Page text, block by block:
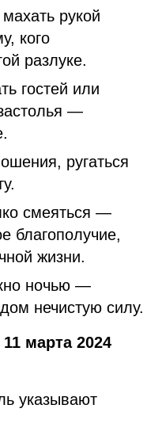
рукой
кого
разлуке.
гостей или
—
ругаться
смеяться —
благополучие,
жизни.
ночью —
нечистую силу.
марта 2024
указывают